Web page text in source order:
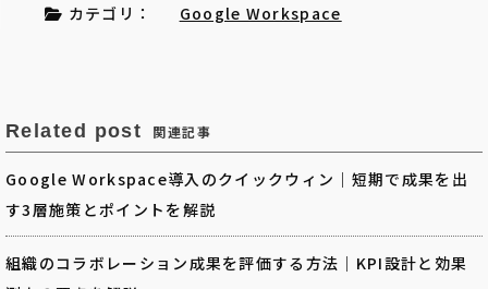
カテゴリ： Google Workspace
Related post 関連記事
Google Workspace導入のクイックウィン｜短期で成果を出
す3層施策とポイントを解説
組織のコラボレーション成果を評価する方法｜KPI設計と効果